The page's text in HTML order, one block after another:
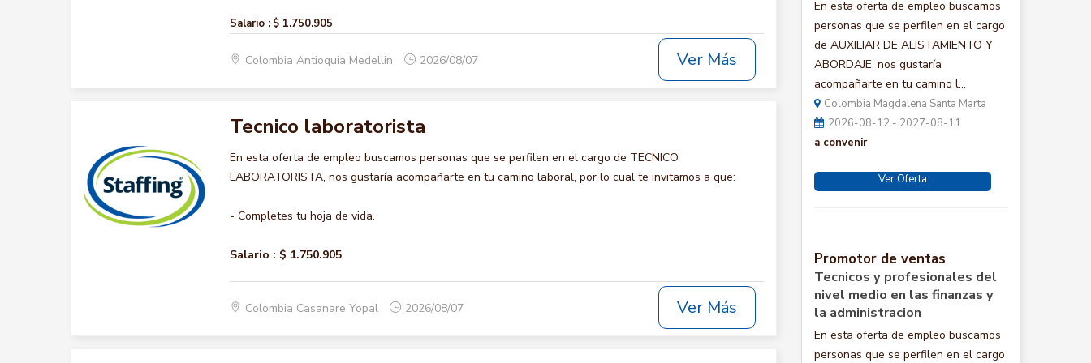
Salario : $ 1.750.905
Colombia Antioquia Medellin 2026/08/07 Ver Más
Tecnico laboratorista
En esta oferta de empleo buscamos personas que se perfilen en el cargo de TECNICO
LABORATORISTA, nos gustaría acompañarte en tu camino laboral, por lo cual te invitamos a que:
- Completes tu hoja de vida.
Salario : $ 1.750.905
Colombia Casanare Yopal 2026/08/07 Ver Más
En esta oferta de empleo buscamos
personas que se perfilen en el cargo
de AUXILIAR DE ALISTAMIENTO Y
ABORDAJE, nos gustaría
acompañarte en tu camino l...
Colombia Magdalena Santa Marta
2026-08-12 - 2027-08-11
a convenir
Ver Oferta
Promotor de ventas
Tecnicos y profesionales del
nivel medio en las finanzas y
la administracion
En esta oferta de empleo buscamos
personas que se perfilen en el cargo